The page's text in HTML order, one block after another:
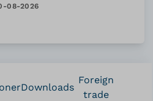
08-2026
Downloads
Foreign
trade